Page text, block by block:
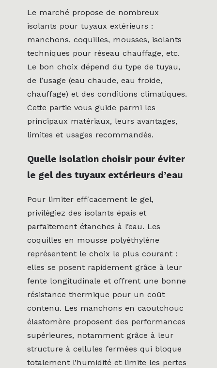
Le marché propose de nombreux
isolants pour tuyaux extérieurs :
manchons, coquilles, mousses, isolants
techniques pour réseau chauffage, etc.
Le bon choix dépend du type de tuyau,
de l’usage (eau chaude, eau froide,
chauffage) et des conditions climatiques.
Cette partie vous guide parmi les
principaux matériaux, leurs avantages,
limites et usages recommandés.
Quelle isolation choisir pour éviter
le gel des tuyaux extérieurs d’eau
Pour limiter efficacement le gel,
privilégiez des isolants épais et
parfaitement étanches à l’eau. Les
coquilles en mousse polyéthylène
représentent le choix le plus courant :
elles se posent rapidement grâce à leur
fente longitudinale et offrent une bonne
résistance thermique pour un coût
contenu. Les manchons en caoutchouc
élastomère proposent des performances
supérieures, notamment grâce à leur
structure à cellules fermées qui bloque
totalement l’humidité et limite les pertes